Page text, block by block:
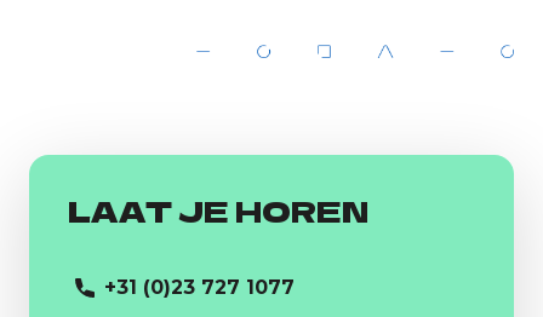
LAAT JE HOREN
+31 (0)23 727 1077